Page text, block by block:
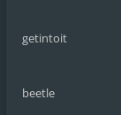
getintoit
beetle